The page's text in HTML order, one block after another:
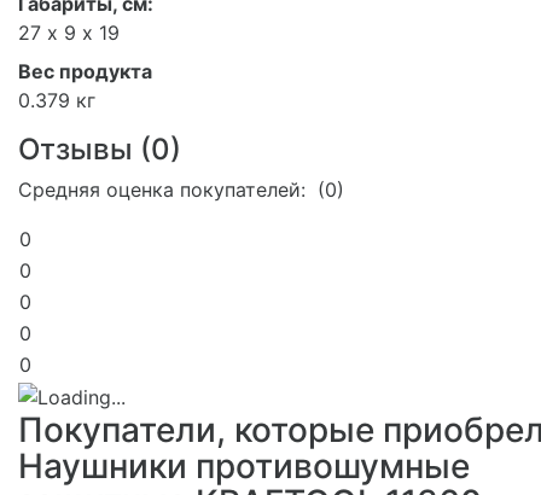
27 х 9 х 19
Вес продукта
0.379 кг
Отзывы (0)
Средняя оценка покупателей: (0)
0
0
0
0
0
Покупатели, которые
Наушники противошумные